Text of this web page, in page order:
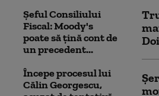
Șeful Consiliului
Fiscal: Moody's
poate să țină cont de
un precedent...
Începe procesul lui
Călin Georgescu,